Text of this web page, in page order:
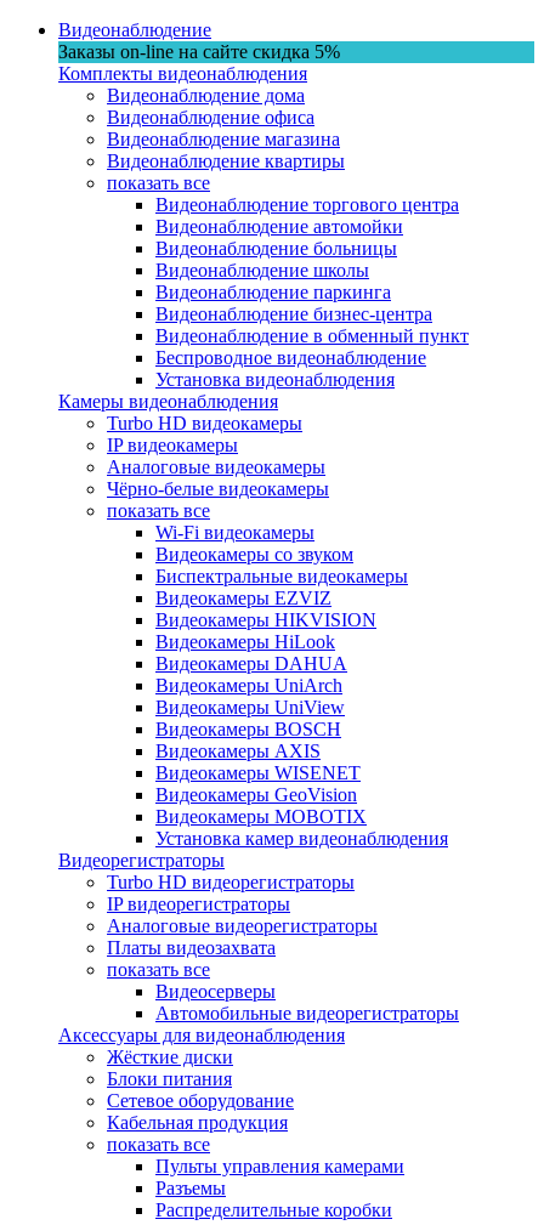
Видеонаблюдение
Заказы on-line на сaйте скидка 5%
Комплекты видеонаблюдения
Видеонаблюдение дома
Видеонаблюдение офиса
Видеонаблюдение магазина
Видеонаблюдение квартиры
показать все
Видеонаблюдение торгового центра
Видеонаблюдение автомойки
Видеонаблюдение больницы
Видеонаблюдение школы
Видеонаблюдение паркинга
Видеонаблюдение бизнес-центра
Видеонаблюдение в обменный пункт
Беспроводное видеонаблюдение
Установка видеонаблюдения
Камеры видеонаблюдения
Turbo HD видеокамеры
IP видеокамеры
Аналоговые видеокамеры
Чёрно-белые видеокамеры
показать все
Wi-Fi видеокамеры
Видеокамеры со звуком
Биспектральные видеокамеры
Видеокамеры EZVIZ
Видеокамеры HIKVISION
Видеокамеры HiLook
Видеокамеры DAHUA
Видеокамеры UniArch
Видеокамеры UniView
Видеокамеры BOSCH
Видеокамеры AXIS
Видеокамеры WISENET
Видеокамеры GeoVision
Видеокамеры MOBOTIX
Установка камер видеонаблюдения
Видеорегистраторы
Turbo HD видеорегистраторы
IP видеорегистраторы
Аналоговые видеорегистраторы
Платы видеозахвата
показать все
Видеосерверы
Автомобильные видеорегистраторы
Аксессуары для видеонаблюдения
Жёсткие диски
Блоки питания
Сетевое оборудование
Кабельная продукция
показать все
Пульты управления камерами
Разъемы
Распределительные коробки